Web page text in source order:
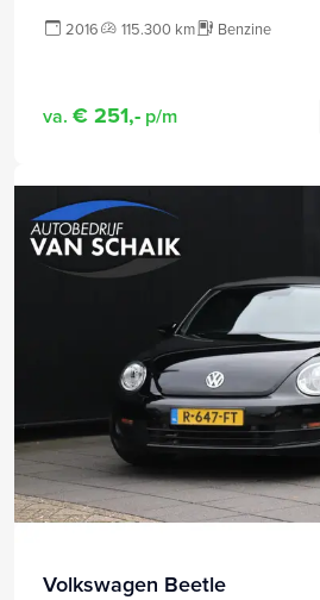
2016 115.300 km Benzine
va. € 251,- p/m
Volkswagen Beetle